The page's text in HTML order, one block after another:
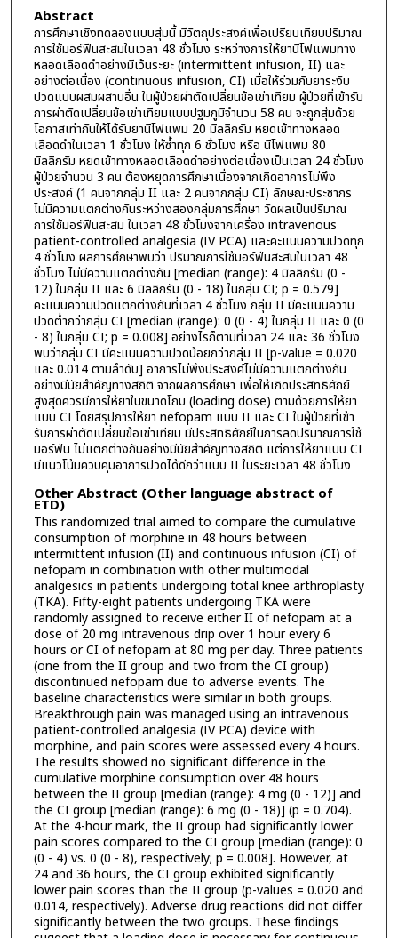
Abstract
การศึกษาเชิงทดลองแบบสุ่มนี้ มีวัตถุประสงค์เพื่อเปรียบเทียบปริมาณ
การใช้มอร์ฟีนสะสมในเวลา 48 ชั่วโมง ระหว่างการให้ยานีโฟแพมทาง
หลอดเลือดดำอย่างมีเว้นระยะ (intermittent infusion, II) และ
อย่างต่อเนื่อง (continuous infusion, CI) เมื่อให้ร่วมกับยาระงับ
ปวดแบบผสมผสานอื่น ในผู้ป่วยผ่าตัดเปลี่ยนข้อเข่าเทียม ผู้ป่วยที่เข้ารับ
การผ่าตัดเปลี่ยนข้อเข่าเทียมแบบปฐมภูมิจำนวน 58 คน จะถูกสุ่มด้วย
โอกาสเท่ากันให้ได้รับยานีโฟแพม 20 มิลลิกรัม หยดเข้าทางหลอด
เลือดดำในเวลา 1 ชั่วโมง ให้ซ้ำทุก 6 ชั่วโมง หรือ นีโฟแพม 80
มิลลิกรัม หยดเข้าทางหลอดเลือดดำอย่างต่อเนื่องเป็นเวลา 24 ชั่วโมง
ผู้ป่วยจำนวน 3 คน ต้องหยุดการศึกษาเนื่องจากเกิดอาการไม่พึง
ประสงค์ (1 คนจากกลุ่ม II และ 2 คนจากกลุ่ม CI) ลักษณะประชากร
ไม่มีความแตกต่างกันระหว่างสองกลุ่มการศึกษา วัดผลเป็นปริมาณ
การใช้มอร์ฟีนสะสม ในเวลา 48 ชั่วโมงจากเครื่อง intravenous
patient-controlled analgesia (IV PCA) และคะแนนความปวดทุก
4 ชั่วโมง ผลการศึกษาพบว่า ปริมาณการใช้มอร์ฟีนสะสมในเวลา 48
ชั่วโมง ไม่มีความแตกต่างกัน [median (range): 4 มิลลิกรัม (0 -
12) ในกลุ่ม II และ 6 มิลลิกรัม (0 - 18) ในกลุ่ม CI; p = 0.579]
คะแนนความปวดแตกต่างกันที่เวลา 4 ชั่วโมง กลุ่ม II มีคะแนนความ
ปวดต่ำกว่ากลุ่ม CI [median (range): 0 (0 - 4) ในกลุ่ม II และ 0 (0
- 8) ในกลุ่ม CI; p = 0.008] อย่างไรก็ตามที่เวลา 24 และ 36 ชั่วโมง
พบว่ากลุ่ม CI มีคะแนนความปวดน้อยกว่ากลุ่ม II [p-value = 0.020
และ 0.014 ตามลำดับ] อาการไม่พึงประสงค์ไม่มีความแตกต่างกัน
อย่างมีนัยสำคัญทางสถิติ จากผลการศึกษา เพื่อให้เกิดประสิทธิศักย์
สูงสุดควรมีการให้ยาในขนาดโถม (loading dose) ตามด้วยการให้ยา
แบบ CI โดยสรุปการให้ยา nefopam แบบ II และ CI ในผู้ป่วยที่เข้า
รับการผ่าตัดเปลี่ยนข้อเข่าเทียม มีประสิทธิศักย์ในการลดปริมาณการใช้
มอร์ฟีน ไม่แตกต่างกันอย่างมีนัยสำคัญทางสถิติ แต่การให้ยาแบบ CI
มีแนวโน้มควบคุมอาการปวดได้ดีกว่าแบบ II ในระยะเวลา 48 ชั่วโมง
Other Abstract (Other language abstract of
ETD)
This randomized trial aimed to compare the cumulative
consumption of morphine in 48 hours between
intermittent infusion (II) and continuous infusion (CI) of
nefopam in combination with other multimodal
analgesics in patients undergoing total knee arthroplasty
(TKA). Fifty-eight patients undergoing TKA were
randomly assigned to receive either II of nefopam at a
dose of 20 mg intravenous drip over 1 hour every 6
hours or CI of nefopam at 80 mg per day. Three patients
(one from the II group and two from the CI group)
discontinued nefopam due to adverse events. The
baseline characteristics were similar in both groups.
Breakthrough pain was managed using an intravenous
patient-controlled analgesia (IV PCA) device with
morphine, and pain scores were assessed every 4 hours.
The results showed no significant difference in the
cumulative morphine consumption over 48 hours
between the II group [median (range): 4 mg (0 - 12)] and
the CI group [median (range): 6 mg (0 - 18)] (p = 0.704).
At the 4-hour mark, the II group had significantly lower
pain scores compared to the CI group [median (range): 0
(0 - 4) vs. 0 (0 - 8), respectively; p = 0.008]. However, at
24 and 36 hours, the CI group exhibited significantly
lower pain scores than the II group (p-values = 0.020 and
0.014, respectively). Adverse drug reactions did not differ
significantly between the two groups. These findings